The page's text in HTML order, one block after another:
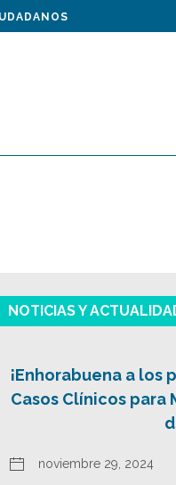
NOTICIAS Y
¡Enhorabuena a los
Casos Clínicos para
noviembre 29, 2024